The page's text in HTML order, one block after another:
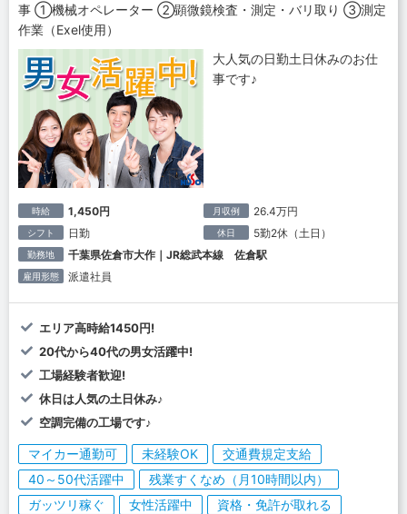
事 ①機械オペレーター ②顕微鏡検査・測定・バリ取り ③測定
作業（Exel使用）
大人気の日勤土日休みのお仕
事です♪
時給 1,450円 月収例 26.4万円
シフト 日勤 休日 5勤2休（土日）
勤務地 千葉県佐倉市大作｜JR総武本線 佐倉駅
雇用形態 派遣社員
エリア高時給1450円!
20代から40代の男女活躍中!
工場経験者歓迎!
休日は人気の土日休み♪
空調完備の工場です♪
マイカー通勤可 未経験OK
交通費規定支給
40～50代活躍中
残業すくなめ（月10時間以内）
ガッツリ稼ぐ
女性活躍中
資格・免許が取れる